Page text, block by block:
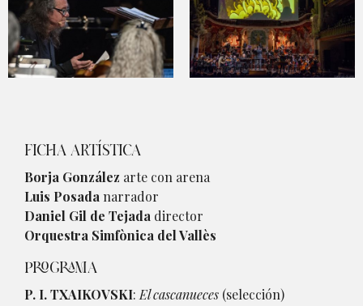
FICHA ARTÍSTICA
Borja González arte con arena
Luis Posada narrador
Daniel Gil de Tejada director
Orquestra Simfònica del Vallès
PROGRAMA
P. I. TXAIKOVSKI: El cascanueces (selección)